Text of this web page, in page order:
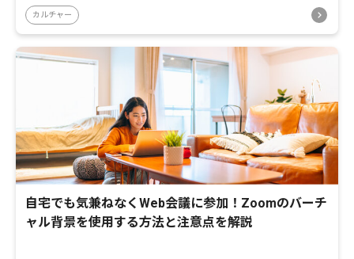
カルチャー
自宅でも気兼ねなくWeb会議に参加！Zoomのバーチ
ャル背景を使用する方法と注意点を解説